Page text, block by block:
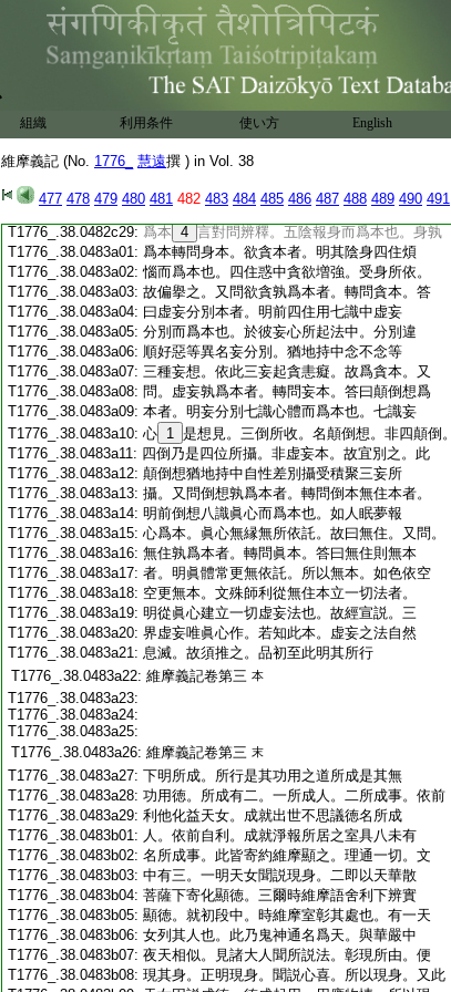
組織 利用条件 使い方 English
維摩義記 (No. 1776_ 慧遠撰 ) in Vol. 38
477 478 479 480 481 482 483 484 485 486 487 488 489 490 491
T1776_.38.0482c18:離煩惱。後二離業。離煩惱中。欲度衆生當何
T1776_.38.0482c19: 所除。問先起後。除其煩惱對問辨釋。自有煩
T1776_.38.0482c20:惱不能解人。故欲度生須斷煩惱。欲除煩惱
T1776_.38.0482c21:
當何所行。問前起後。當行正念對問辨釋。一
切煩惱由邪念生。故斷煩惱須行正念。就離
業中。云何行正問前起後。答曰當行不生不
T1776_.38.0482c24:滅。略明離業。何法不生何法不滅。問前起後。
T1776_.38.0482c25: 不善不生善法不滅。廣明離業。不善不生教其
T1776_.38.0482c26:離障。善法不滅教其修治。上來四番尋其行
T1776_.38.0482c27:原。下六問答推其患本。初善不善孰爲本者。
T1776_.38.0482c28:問前起後。孰謂誰也。前善不善用誰爲本。身
T1776_.38.0482c29: 爲本 4 言對問辨釋。五陰報身而爲本也。身孰
T1776_.38.0483a01: 爲本轉問身本。欲貪本者。明其陰身四住煩
T1776_.38.0483a02:惱而爲本也。四住惑中貪欲増強。受身所依。
T1776_.38.0483a03: 故偏擧之。又問欲貪孰爲本者。轉問貪本。答
T1776_.38.0483a04: 曰虚妄分別本者。明前四住用七識中虚妄
T1776_.38.0483a05: 分別而爲本也。於彼妄心所起法中。分別違
T1776_.38.0483a06: 順好惡等異名妄分別。猶地持中念不念等
T1776_.38.0483a07: 三種妄想。依此三妄起貪恚癡。故爲貪本。又
T1776_.38.0483a08: 問。虚妄孰爲本者。轉問妄本。答曰顛倒想爲
T1776_.38.0483a09: 本者。明妄分別七識心體而爲本也。七識妄
T1776_.38.0483a10: 心 1 是想見。三倒所收。名顛倒想。非四顛倒。
T1776_.38.0483a11: 四倒乃是四位所攝。非虚妄本。故宜別之。此
T1776_.38.0483a12: 顛倒想猶地持中自性差別攝受積聚三妄所
T1776_.38.0483a13: 攝。又問倒想孰爲本者。轉問倒本無住本者。
T1776_.38.0483a14: 明前倒想八識眞心而爲本也。如人眠夢報
T1776_.38.0483a15: 心爲本。眞心無縁無所依託。故曰無住。又問。
T1776_.38.0483a16: 無住孰爲本者。轉問眞本。答曰無住則無本
T1776_.38.0483a17: 者。明眞體常更無依託。所以無本。如色依空
T1776_.38.0483a18: 空更無本。文殊師利從無住本立一切法者。
T1776_.38.0483a19: 明從眞心建立一切虚妄法也。故經宣説。三
T1776_.38.0483a20: 界虚妄唯眞心作。若知此本。虚妄之法自然
T1776_.38.0483a21: 息滅。故須推之。品初至此明其所行
T1776_.38.0483a22: 維摩義記卷第三 本
T1776_.38.0483a23:
T1776_.38.0483a24:
T1776_.38.0483a25:
T1776_.38.0483a26: 維摩義記卷第三 末
T1776_.38.0483a27: 下明所成。所行是其功用之道所成是其無
T1776_.38.0483a28: 功用徳。所成有二。一所成人。二所成事。依前
T1776_.38.0483a29: 利他化益天女。成就出世不思議徳名所成
T1776_.38.0483b01: 人。依前自利。成就淨報所居之室具八未有
T1776_.38.0483b02: 名所成事。此皆寄約維摩顯之。理通一切。文
T1776_.38.0483b03: 中有三。一明天女聞説現身。二即以天華散
T1776_.38.0483b04: 菩薩下寄化顯徳。三爾時維摩語舍利下辨實
T1776_.38.0483b05: 顯徳。就初段中。時維摩室彰其處也。有一天
T1776_.38.0483b06: 女列其人也。此乃鬼神通名爲天。與華嚴中
T1776_.38.0483b07: 夜天相似。見諸大人聞所説法。彰現所由。便
T1776_.38.0483b08: 現其身。正明現身。聞説心喜。所以現身。又此